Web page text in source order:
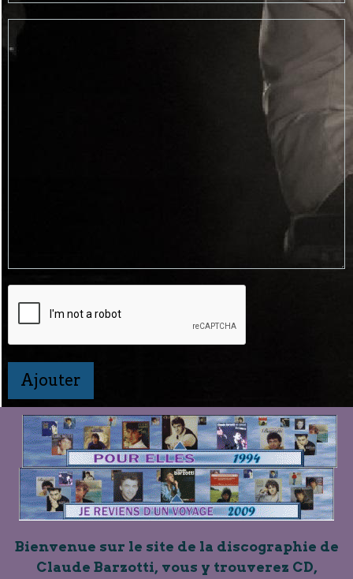
Ajouter
Bienvenue sur le site de la discographie de
Claude Barzotti, vous y trouverez CD,